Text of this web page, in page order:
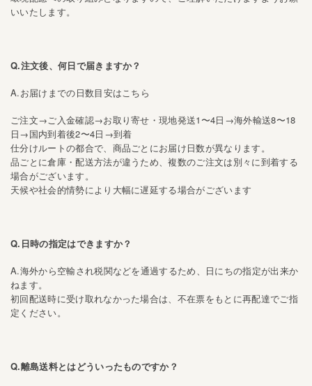
いいたします。
Q.注文後、何日で届きますか？
A.お届けまでの日数目安はこちら
ご注文→ご入金確認→お取り寄せ・現地発送1〜4日→海外輸送8〜18
日→国内到着後2〜4日→到着
仕分けルートの都合で、商品ごとにお届け日数が異なります。
品ごとに倉庫・配送方法が違うため、複数のご注文は別々に到着する
場合がございます。
天候や社会的情勢により大幅に遅延する場合がございます
Q.日時の指定はできますか？
A.海外から空輸され税関などを通過するため、日にちの指定が出来か
ねます。
初回配送時に受け取れなかった場合は、不在票をもとに再配達でご指
定ください。
Q.離島送料とはどういったものですか？